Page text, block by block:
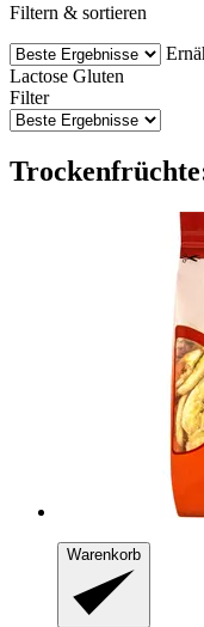
Filtern & sortieren
Lactose Gluten
Filter
Warenkorb